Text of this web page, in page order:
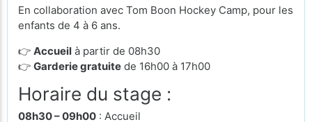
En collaboration avec Tom Boon Hockey Camp, pour les
enfants de 4 à 6 ans.
👉 Accueil à partir de 08h30
👉 Garderie gratuite de 16h00 à 17h00
Horaire du stage :
08h30 – 09h00 : Accueil